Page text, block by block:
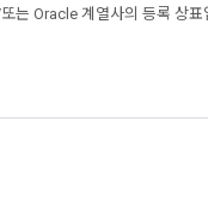
는 Oracle 계열사의 등록 상표